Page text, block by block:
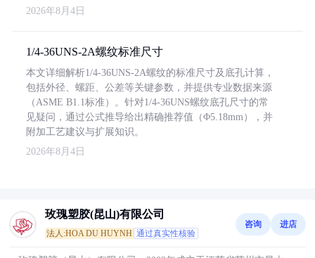
2026年8月4日
1/4-36UNS-2A螺纹标准尺寸
本文详细解析1/4-36UNS-2A螺纹的标准尺寸及底孔计算，
包括外径、螺距、公差等关键参数，并提供专业数据来源
（ASME B1.1标准）。针对1/4-36UNS螺纹底孔尺寸的常
见疑问，通过公式推导给出精确推荐值（Φ5.18mm），并
附加工艺建议与扩展知识。
2026年8月4日
玫瑰塑胶(昆山)有限公司
法人:HOA DU HUYNH 通过真实性核验
咨询 进店